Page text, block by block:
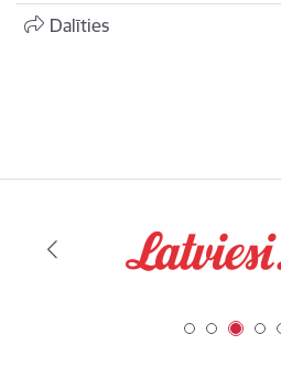
Dalīties